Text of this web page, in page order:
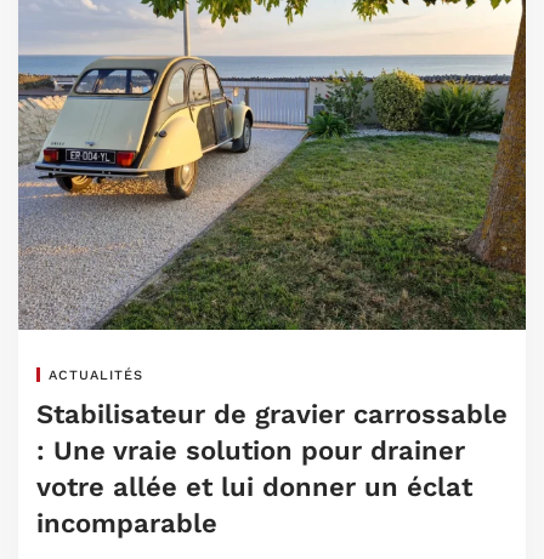
ACTUALITÉS
Stabilisateur de gravier carrossable
: Une vraie solution pour drainer
votre allée et lui donner un éclat
incomparable